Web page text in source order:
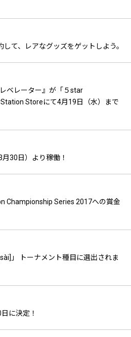
て、レアなグッズをゲットしよう。
ベレーター』が「５star
Storeにて4月19日（水）まで
30日）より稼働！
Championship Series 2017への賞金
」 トーナメント種目に選出されま
に決定！